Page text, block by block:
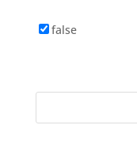
false